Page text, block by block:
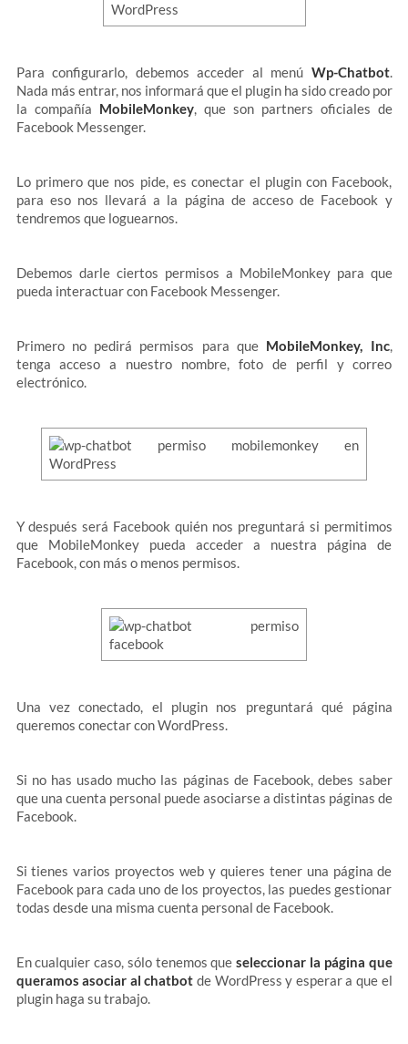
Para configurarlo, debemos acceder al menú Wp-Chatbot.
Nada más entrar, nos informará que el plugin ha sido creado por
la compañía MobileMonkey, que son partners oficiales de
Facebook Messenger.
Lo primero que nos pide, es conectar el plugin con Facebook,
para eso nos llevará a la página de acceso de Facebook y
tendremos que loguearnos.
Debemos darle ciertos permisos a MobileMonkey para que
pueda interactuar con Facebook Messenger.
Primero no pedirá permisos para que MobileMonkey, Inc,
tenga acceso a nuestro nombre, foto de perfil y correo
electrónico.
Y después será Facebook quién nos preguntará si permitimos
que MobileMonkey pueda acceder a nuestra página de
Facebook, con más o menos permisos.
Una vez conectado, el plugin nos preguntará qué página
queremos conectar con WordPress.
Si no has usado mucho las páginas de Facebook, debes saber
que una cuenta personal puede asociarse a distintas páginas de
Facebook.
Si tienes varios proyectos web y quieres tener una página de
Facebook para cada uno de los proyectos, las puedes gestionar
todas desde una misma cuenta personal de Facebook.
En cualquier caso, sólo tenemos queseleccionar la página que
queramos asociar al chatbot de WordPress y esperar a que el
plugin haga su trabajo.